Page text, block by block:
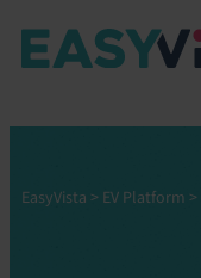
EasyVista > EV Platform >